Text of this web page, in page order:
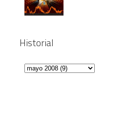
Historial